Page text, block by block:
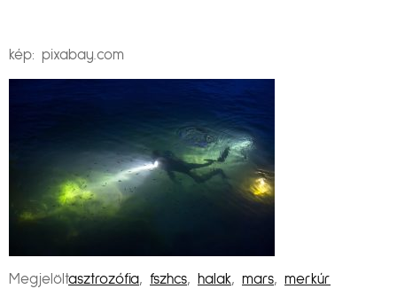
kép: pixabay.com
Megjelöltasztrozófia, fszhcs, halak, mars, merkúr